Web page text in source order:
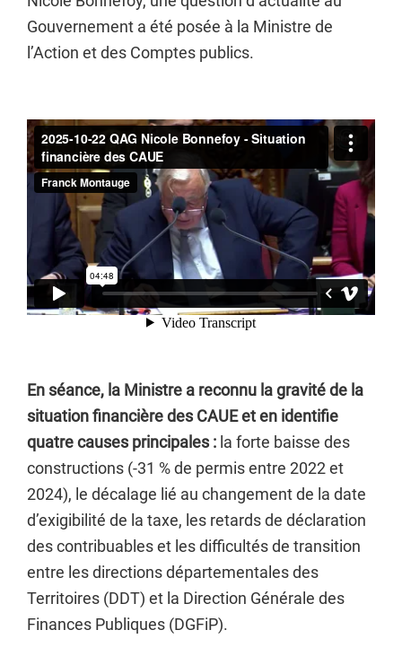
Gouvernement a été posée à la Ministre de
l’Action et des Comptes publics.
En séance, la Ministre a reconnu la gravité de la
situation financière des CAUE et en identifie
quatre causes principales : la forte baisse des
constructions (-31 % de permis entre 2022 et
2024), le décalage lié au changement de la date
d’exigibilité de la taxe, les retards de déclaration
des contribuables et les difficultés de transition
entre les directions départementales des
Territoires (DDT) et la Direction Générale des
Finances Publiques (DGFiP).